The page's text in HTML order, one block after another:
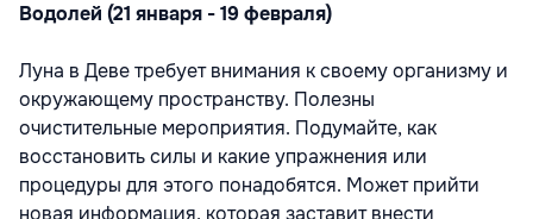
Водолей (21 января - 19 февраля)
Луна в Деве требует внимания к своему организму и
окружающему пространству. Полезны
очистительные мероприятия. Подумайте, как
восстановить силы и какие упражнения или
процедуры для этого понадобятся. Может прийти
новая информация, которая заставит внести